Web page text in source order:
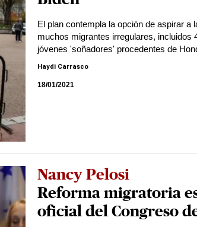
El plan contempla la opción de aspirar a
muchos migrantes irregulares, incluidos
jóvenes 'soñadores' procedentes de
Haydi Carrasco
18/01/2021
Nancy Pelosi
Reforma migratoria
oficial del Congreso